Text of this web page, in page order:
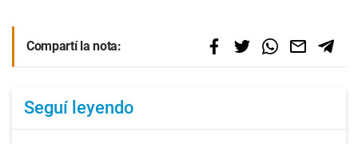
Compartí la nota:
Seguí leyendo